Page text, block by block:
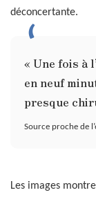
déconcertante.
« Une fois
en neuf
presque
Source proche de
Les images